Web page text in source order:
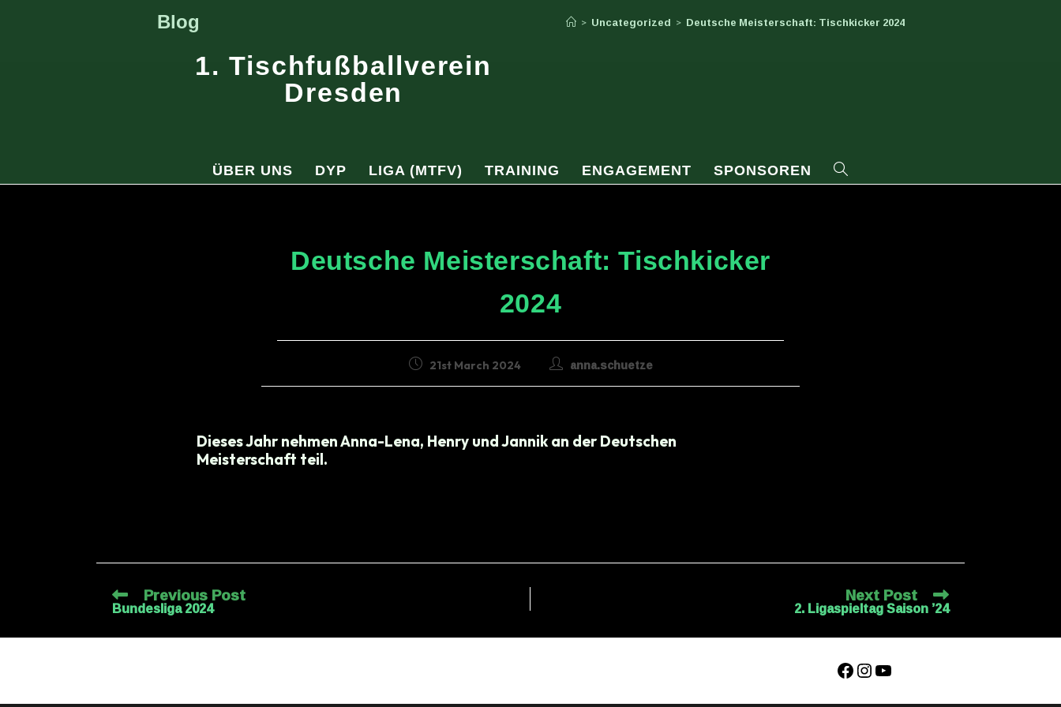
1. Tischfußballverein
Dresden
ÜBER UNS DYP LIGA (MTFV) TRAINING ENGAGEMENT SPONSOREN
Blog > Uncategorized > Deutsche Meisterschaft: Tischkicker 2024
Deutsche Meisterschaft: Tischkicker
2024
21st March 2024 anna.schuetze
Dieses Jahr nehmen Anna-Lena, Henry und Jannik an der Deutschen
Meisterschaft teil.
Previous Post
Bundesliga 2024 Next Post
2. Ligaspieltag Saison ’24